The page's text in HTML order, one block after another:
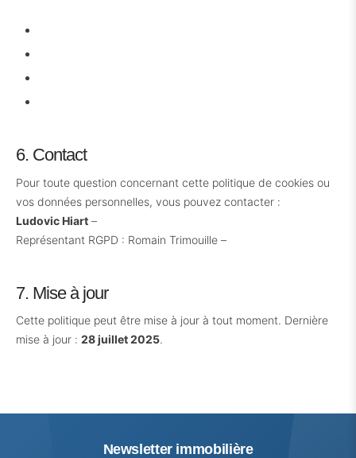
6. Contact
Pour toute question concernant cette politique de cookies ou
vos données personnelles, vous pouvez contacter :
Ludovic Hiart –
Représentant RGPD : Romain Trimouille –
7. Mise à jour
Cette politique peut être mise à jour à tout moment. Dernière
mise à jour : 28 juillet 2025.
Newsletter immobilière